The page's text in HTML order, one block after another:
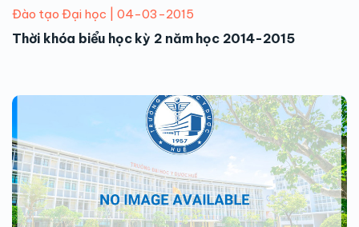
Đào tạo Đại học | 04-03-2015
Thời khóa biểu học kỳ 2 năm học 2014-2015